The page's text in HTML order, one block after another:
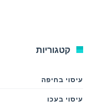
קטגוריות
עיסוי בחיפה
עיסוי בעכו